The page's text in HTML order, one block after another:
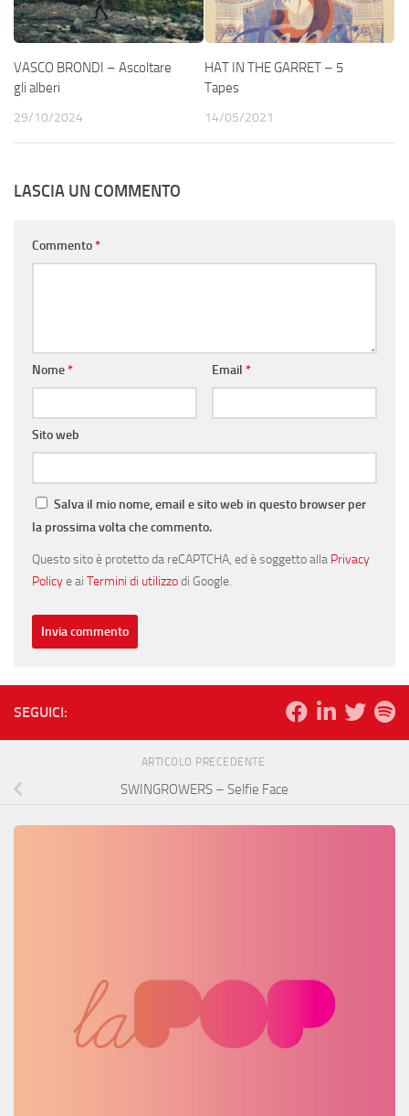
VASCO BRONDI – Ascoltare
gli alberi
29/10/2024
HAT IN THE GARRET – 5
Tapes
14/05/2021
LASCIA UN COMMENTO
Commento*
Nome* Email *
Sito web
Salva il mio nome, email e sito web in questo browser per
la prossima volta che commento.
Questo sito è protetto da reCAPTCHA, ed è soggetto alla Privacy
Policye ai Termini di utilizzodi Google.
SEGUICI:
ARTICOLO PRECEDENTE
SWINGROWERS – Selfie Face